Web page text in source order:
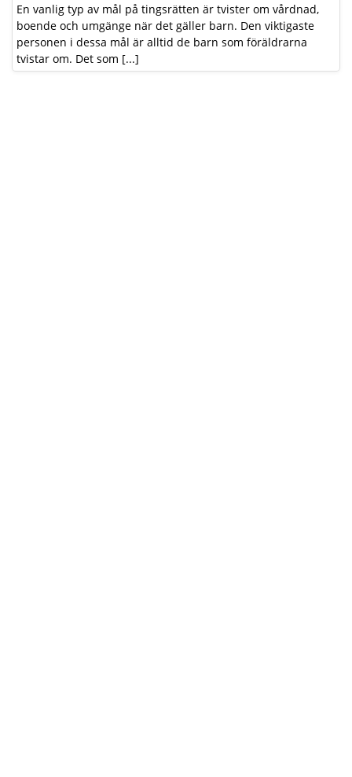
En vanlig typ av mål på tingsrätten är tvister om vårdnad,
boende och umgänge när det gäller barn. Den viktigaste
personen i dessa mål är alltid de barn som föräldrarna
tvistar om. Det som [...]